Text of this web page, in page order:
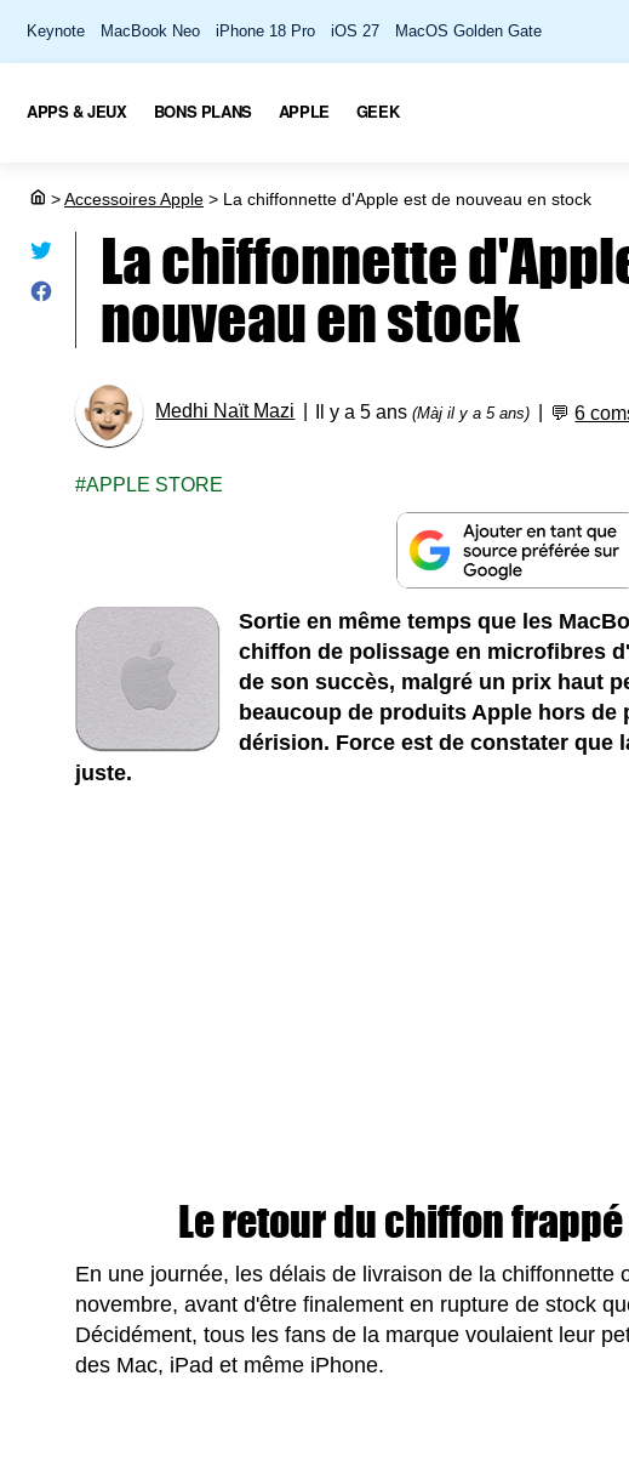
Keynote MacBook Neo iPhone 18 Pro iOS 27 MacOS Golden Gate
APPS & JEUX BONS PLANS APPLE GEEK
>Accessoires Apple > La chiffonnette d'Apple est de nouveau en stock
La chiffonnette
nouveau en stock
Medhi Naït Mazi Il y a 5 ans(Màj il y a 5 ans) 💬6
APPLE STORE
Sortie en même temps que les
chiffon de polissage en microfibres
de son succès, malgré un prix haut
beaucoup de produits Apple hors de
dérision. Force est de constater que
juste.
Le retour du chiffon
En une journée, les délais de livraison de la chiffonnette
novembre, avant d'être finalement en rupture de stock
Décidément, tous les fans de la marque voulaient leur
des Mac, iPad et même iPhone.